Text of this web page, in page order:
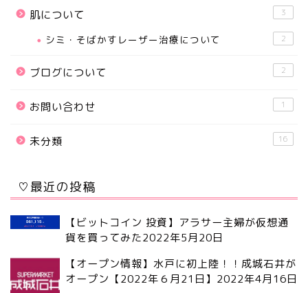
肌について 3
シミ・そばかすレーザー治療について 2
ブログについて 2
お問い合わせ 1
未分類 16
♡最近の投稿
【ビットコイン 投資】アラサー主婦が仮想通
貨を買ってみた2022年5月20日
【オープン情報】水戸に初上陸！！成城石井が
オープン【2022年６月21日】 2022年4月16日